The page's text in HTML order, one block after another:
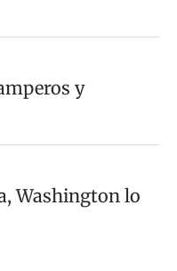
y
Washington lo